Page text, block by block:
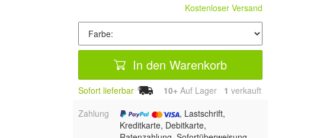
Kostenloser Versand
In den Warenkorb
Sofort lieferbar 10+ Auf Lager 1 verkauft
Zahlung
, Lastschrift,
Kreditkarte, Debitkarte,